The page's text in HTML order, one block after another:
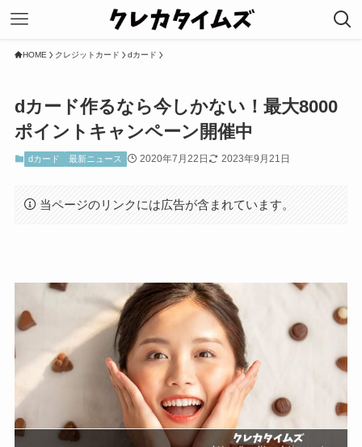
HOME クレジットカード dカード
dカード作るなら今しかない！最大8000
ポイントキャンペーン開催中
dカード 最新ニュース 2020年7月22日 2023年9月21日
当ページのリンクには広告が含まれています。